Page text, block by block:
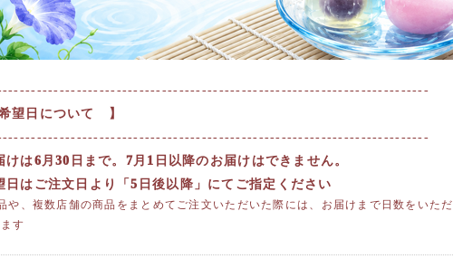
望日について 】
けは6月30日まで。7月1日以降のお届けはできません。
日はご注文日より「5日後以降」にてご指定ください
や、複数店舗の商品をまとめてご注文いただいた際には、お届けまで日数をいただ
す